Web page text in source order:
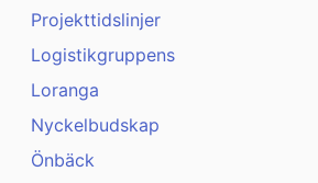
Projekttidslinjer
Logistikgruppens
Loranga
Nyckelbudskap
Önbäck